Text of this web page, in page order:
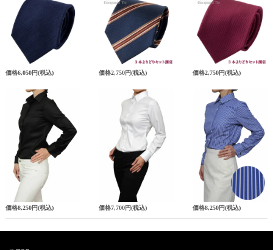
価格6,050円(税込) 価格2,750円(税込) 価格2,750円(税込)
価格8,250円(税込) 価格7,700円(税込) 価格8,250円(税込)